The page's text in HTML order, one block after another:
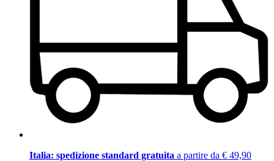
Italia: spedizione standard gratuita a partire da € 49,90